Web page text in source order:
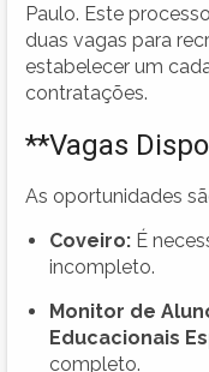
Paulo. Este
duas vagas para
estabelecer um
contratações.
**Vagas
As oportunidades
Coveiro: É
incompleto.
Monitor de
Educacionais
completo.